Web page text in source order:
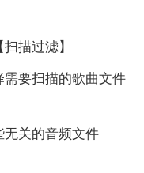
描过滤】
要扫描的歌曲文件
无关的音频文件